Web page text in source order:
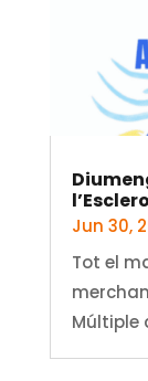
Jun 30,
Tot el
Múltiple